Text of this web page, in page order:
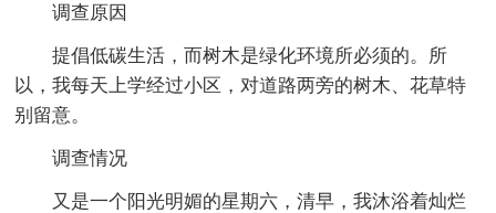
调查原因
提倡低碳生活，而树木是绿化环境所必须的。所
以，我每天上学经过小区，对道路两旁的树木、花草特
别留意。
调查情况
又是一个阳光明媚的星期六，清早，我沐浴着灿烂